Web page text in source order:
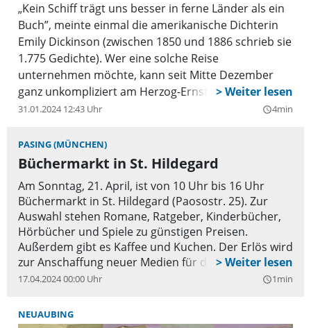
„Kein Schiff trägt uns besser in ferne Länder als ein
Buch”, meinte einmal die amerikanische Dichterin
Emily Dickinson (zwischen 1850 und 1886 schrieb sie
1.775 Gedichte). Wer eine solche Reise
unternehmen möchte, kann seit Mitte Dezember
ganz unkompliziert am Herzog-Ernst-Platz an Bord
gehen: Dort steht ein neuer Bücherschrank. Es ist
31.01.2024 12:43 Uhr query_builder4min
PASING (MÜNCHEN)
Büchermarkt in St. Hildegard
Am Sonntag, 21. April, ist von 10 Uhr bis 16 Uhr
Büchermarkt in St. Hildegard (Paosostr. 25). Zur
Auswahl stehen Romane, Ratgeber, Kinderbücher,
Hörbücher und Spiele zu günstigen Preisen.
Außerdem gibt es Kaffee und Kuchen. Der Erlös wird
zur Anschaffung neuer Medien für die Bücherei
verwendet.
17.04.2024 00:00 Uhr query_builder1min
NEUAUBING